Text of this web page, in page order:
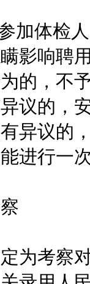
体检人
影响聘
的，不
议的，
异议的
进行一
考察对